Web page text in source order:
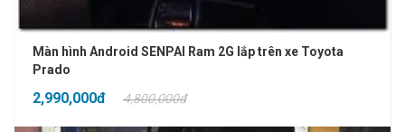
Màn hình Android SENPAI Ram 2G lắp trên xe Toyota
Prado
2,990,000đ 4,800,000đ